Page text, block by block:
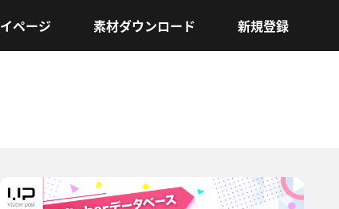
ページ 素材ダウンロード 新規登録